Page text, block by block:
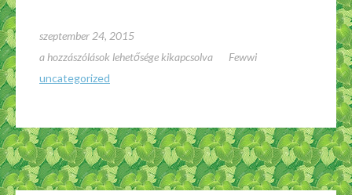
szeptember 24, 2015
A
növények
a hozzászólások lehetősége kikapcsolva
Fewwi
uncategorized